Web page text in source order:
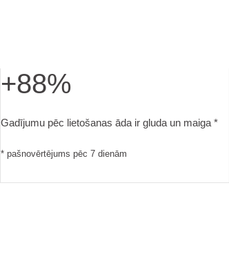
+88%
Gadījumu pēc lietošanas āda ir gluda un maiga *
* pašnovērtējums pēc 7 dienām